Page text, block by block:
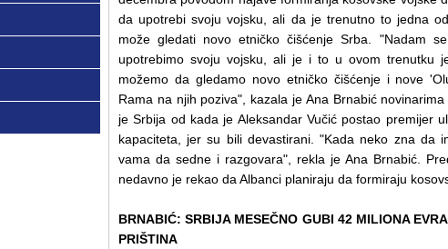
da upotrebi svoju vojsku, ali da je trenutno to jedna
može gledati novo etničko čišćenje Srba. "Nadam
upotrebimo svoju vojsku, ali je i to u ovom trenutku
možemo da gledamo novo etničko čišćenje i nove
Rama na njih poziva", kazala je Ana Brnabić
je Srbija od kada je Aleksandar Vučić postao premijer
kapaciteta, jer su bili devastirani. "Kada neko zna da
vama da sedne i razgovara", rekla je Ana Brnabić.
nedavno je rekao da Albanci planiraju da formiraju
BRNABIĆ: SRBIJA MESEČNO GUBI 42 MILIONA
PRIŠTINA